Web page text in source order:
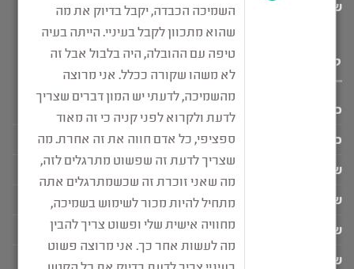
שניסו את השמיכה הכבדה של פרופריו.
קטגוריות מוצרים
כיסוי לשמיכה כבדה
כללי
שלים - שמיכת כתפיים
שמיכה כבדה זוגית
שמיכה כבדה יחיד
שמיכה כבדה לגיל ה-3